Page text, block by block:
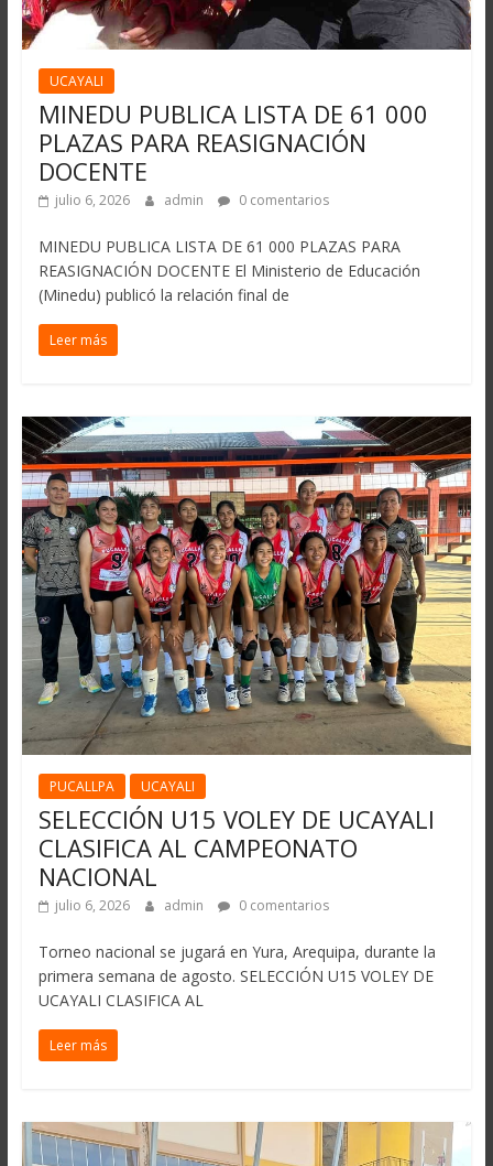
UCAYALI
MINEDU PUBLICA LISTA DE 61 000
PLAZAS PARA REASIGNACIÓN
DOCENTE
julio 6, 2026 admin 0 comentarios
MINEDU PUBLICA LISTA DE 61 000 PLAZAS PARA
REASIGNACIÓN DOCENTE El Ministerio de Educación
(Minedu) publicó la relación final de
Leer más
PUCALLPA UCAYALI
SELECCIÓN U15 VOLEY DE UCAYALI
CLASIFICA AL CAMPEONATO
NACIONAL
julio 6, 2026 admin 0 comentarios
Torneo nacional se jugará en Yura, Arequipa, durante la
primera semana de agosto. SELECCIÓN U15 VOLEY DE
UCAYALI CLASIFICA AL
Leer más